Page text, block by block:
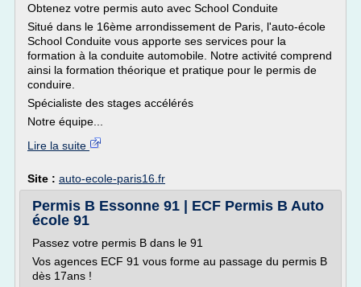
Obtenez votre permis auto avec School Conduite
Situé dans le 16ème arrondissement de Paris, l'auto-école
School Conduite vous apporte ses services pour la
formation à la conduite automobile. Notre activité comprend
ainsi la formation théorique et pratique pour le permis de
conduire.
Spécialiste des stages accélérés
Notre équipe...
Lire la suite
Site : auto-ecole-paris16.fr
Permis B Essonne 91 | ECF Permis B Auto
école 91
Passez votre permis B dans le 91
Vos agences ECF 91 vous forme au passage du permis B
dès 17ans !